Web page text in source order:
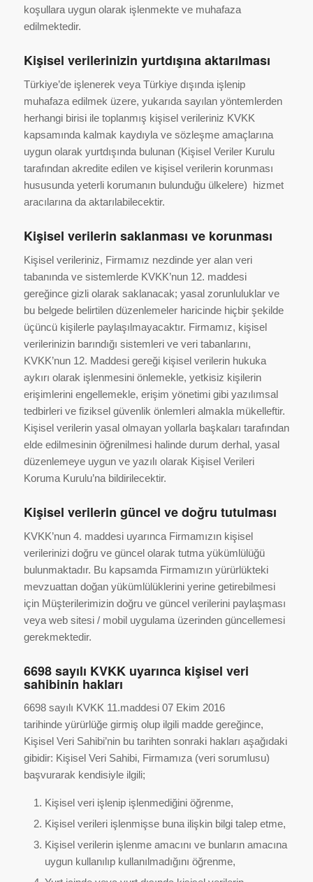
koşullara uygun olarak işlenmekte ve muhafaza
edilmektedir.
Kişisel verilerinizin yurtdışına aktarılması
Türkiye’de işlenerek veya Türkiye dışında işlenip
muhafaza edilmek üzere, yukarıda sayılan yöntemlerden
herhangi birisi ile toplanmış kişisel verileriniz KVKK
kapsamında kalmak kaydıyla ve sözleşme amaçlarına
uygun olarak yurtdışında bulunan (Kişisel Veriler Kurulu
tarafından akredite edilen ve kişisel verilerin korunması
hususunda yeterli korumanın bulunduğu ülkelere) hizmet
aracılarına da aktarılabilecektir.
Kişisel verilerin saklanması ve korunması
Kişisel verileriniz, Firmamız nezdinde yer alan veri
tabanında ve sistemlerde KVKK’nun 12. maddesi
gereğince gizli olarak saklanacak; yasal zorunluluklar ve
bu belgede belirtilen düzenlemeler haricinde hiçbir şekilde
üçüncü kişilerle paylaşılmayacaktır. Firmamız, kişisel
verilerinizin barındığı sistemleri ve veri tabanlarını,
KVKK’nun 12. Maddesi gereği kişisel verilerin hukuka
aykırı olarak işlenmesini önlemekle, yetkisiz kişilerin
erişimlerini engellemekle, erişim yönetimi gibi yazılımsal
tedbirleri ve fiziksel güvenlik önlemleri almakla mükelleftir.
Kişisel verilerin yasal olmayan yollarla başkaları tarafından
elde edilmesinin öğrenilmesi halinde durum derhal, yasal
düzenlemeye uygun ve yazılı olarak Kişisel Verileri
Koruma Kurulu’na bildirilecektir.
Kişisel verilerin güncel ve doğru tutulması
KVKK’nun 4. maddesi uyarınca Firmamızın kişisel
verilerinizi doğru ve güncel olarak tutma yükümlülüğü
bulunmaktadır. Bu kapsamda Firmamızın yürürlükteki
mevzuattan doğan yükümlülüklerini yerine getirebilmesi
için Müşterilerimizin doğru ve güncel verilerini paylaşması
veya web sitesi / mobil uygulama üzerinden güncellemesi
gerekmektedir.
6698 sayılı KVKK uyarınca kişisel veri
sahibinin hakları
6698 sayılı KVKK 11.maddesi 07 Ekim 2016
tarihinde yürürlüğe girmiş olup ilgili madde gereğince,
Kişisel Veri Sahibi’nin bu tarihten sonraki hakları aşağıdaki
gibidir: Kişisel Veri Sahibi, Firmamıza (veri sorumlusu)
başvurarak kendisiyle ilgili;
Kişisel veri işlenip işlenmediğini öğrenme,
Kişisel verileri işlenmişse buna ilişkin bilgi talep etme,
Kişisel verilerin işlenme amacını ve bunların amacına
uygun kullanılıp kullanılmadığını öğrenme,